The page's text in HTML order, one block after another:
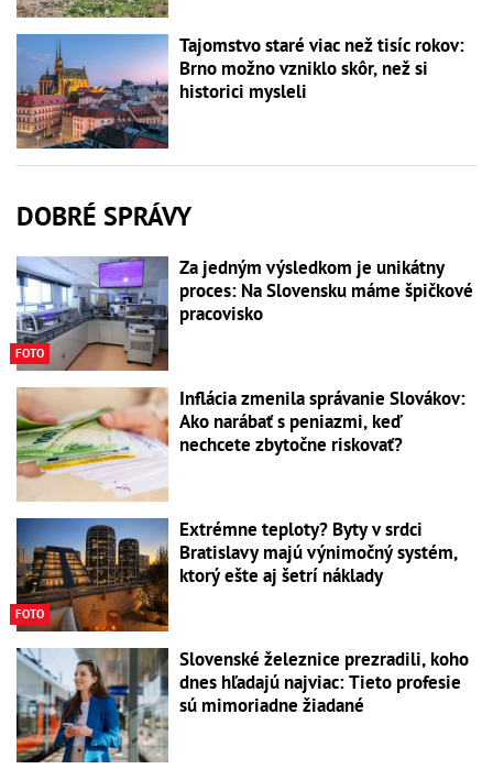
Tajomstvo staré viac než tisíc rokov:
Brno možno vzniklo skôr, než si
historici mysleli
DOBRÉ SPRÁVY
FOTO
Za jedným výsledkom je unikátny
proces: Na Slovensku máme špičkové
pracovisko
Inflácia zmenila správanie Slovákov:
Ako narábať s peniazmi, keď
nechcete zbytočne riskovať?
FOTO
Extrémne teploty? Byty v srdci
Bratislavy majú výnimočný systém,
ktorý ešte aj šetrí náklady
Slovenské železnice prezradili, koho
dnes hľadajú najviac: Tieto profesie
sú mimoriadne žiadané